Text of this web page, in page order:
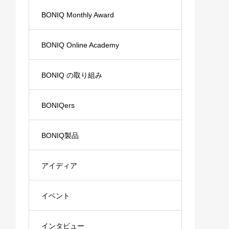
BONIQ Monthly Award
BONIQ Online Academy
BONIQ の取り組み
BONIQers
BONIQ製品
アイディア
イベント
インタビュー